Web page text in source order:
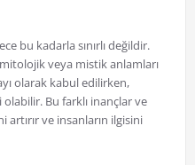
bu kadarla sınırlı değildir.
veya mistik anlamları
olarak kabul edilirken,
Bu farklı inançlar ve
artırır ve insanların ilgisini